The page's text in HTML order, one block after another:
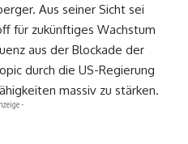
Aus seiner Sicht sei
für zukünftiges Wachstum
aus der Blockade der
durch die US-Regierung
massiv zu stärken.
-